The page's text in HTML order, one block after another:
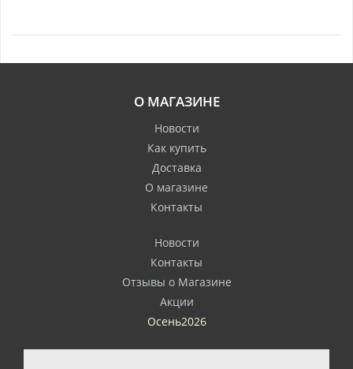
О МАГАЗИНЕ
Новости
Как купить
Доставка
О магазине
Контакты
Новости
Контакты
Отзывы о Магазине
Акции
Осень2026